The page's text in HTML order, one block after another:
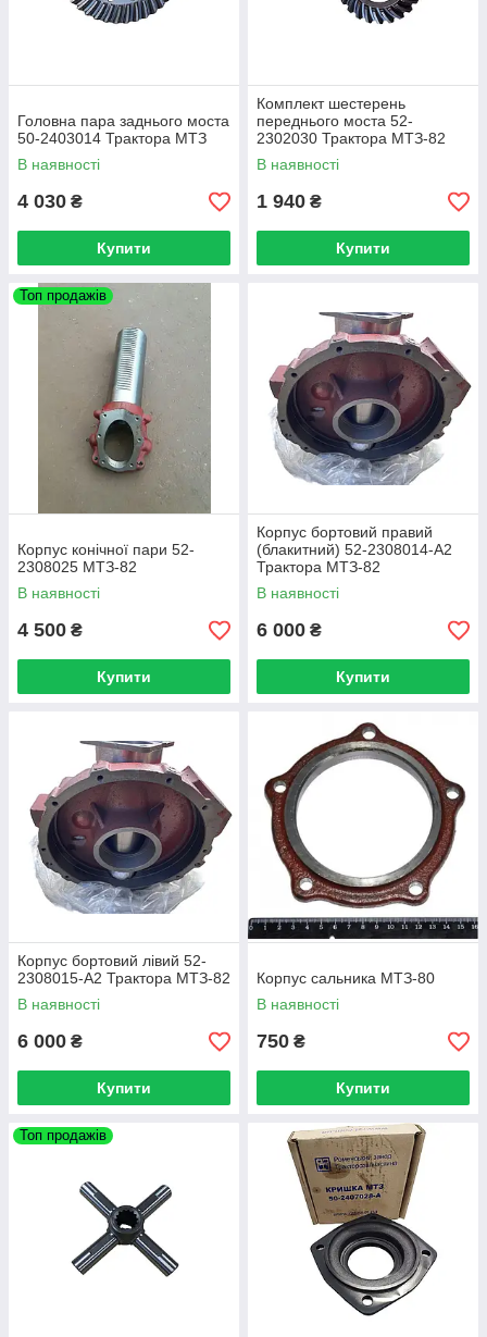
Головна пара заднього моста
50-2403014 Трактора МТЗ
В наявності
4 030 ₴
Купити
Комплект шестерень
переднього моста 52-
2302030 Трактора МТЗ-82
В наявності
1 940 ₴
Купити
Топ продажів
Корпус конічної пари 52-
2308025 МТЗ-82
В наявності
4 500 ₴
Купити
Корпус бортовий правий
(блакитний) 52-2308014-А2
Трактора МТЗ-82
В наявності
6 000 ₴
Купити
Корпус бортовий лівий 52-
2308015-А2 Трактора МТЗ-82
В наявності
6 000 ₴
Купити
Корпус сальника МТЗ-80
В наявності
750 ₴
Купити
Топ продажів